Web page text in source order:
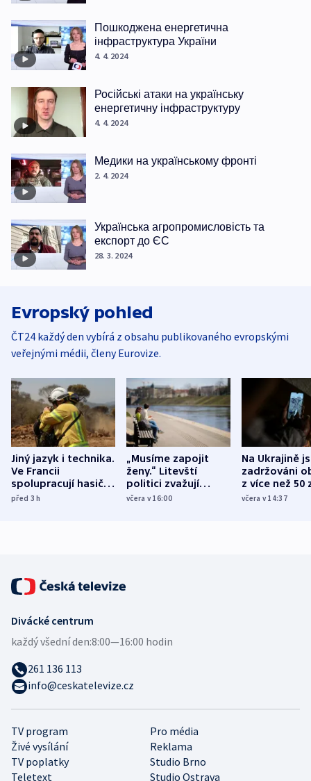
Пошкоджена енергетична
інфраструктура України
4. 4. 2024
Російські атаки на українську
енергетичну інфраструктуру
4. 4. 2024
Медики на українському фронті
2. 4. 2024
Українська агропромисловість та
експорт до ЄС
28. 3. 2024
Evropský pohled
ČT24 každý den vybírá z obsahu publikovaného evropskými
veřejnými médii, členy Eurovize.
Jiný jazyk i technika.
Ve Francii
spolupracují hasiči z
různých zemí
před 3h
„Musíme zapojit
ženy.“ Litevští
politici zvažují
dohodu o
včera v 16:00
Na Ukrajině
zadržováni
z více než 50
Bojovali na
včera v 14:37
TV program
Pro média
Živé vysílání
Reklama
TV poplatky
Studio Brno
Teletext
Studio Ostrava
Divácké centrum
každý všední den:8:00—16:00 hodin
261 136 113
info@ceskatelevize.cz